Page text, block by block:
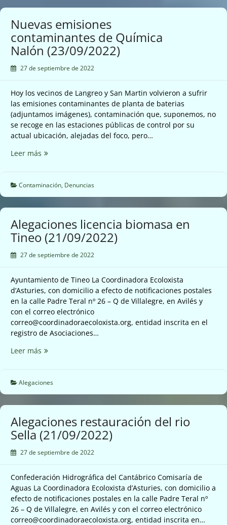
la
de
Iris
Solapeña
en
Villaviciosa
su
impacto
ambiental
(23/09/2022)
Nuevas emisiones
contaminantes de Química
Nalón (23/09/2022)
27 de septiembre de 2022
Hoy los vecinos de Langreo y San Martin volvieron a sufrir
las emisiones contaminantes de planta de baterias
(adjuntamos imágenes), contaminación que, suponemos, no
se recoge en las estaciones públicas de control por su
actual ubicación, alejadas del foco, pero…
Leer más Nuevas
de
Química
Nalón
Contaminación, Denuncias
Alegaciones licencia biomasa en
Tineo (21/09/2022)
27 de septiembre de 2022
Ayuntamiento de Tineo La Coordinadora Ecoloxista
d’Asturies, con domicilio a efecto de notificaciones postales
en la calle Padre Teral nº 26 – Q de Villalegre, en Avilés y
con el correo electrónico
correo@coordinadoraecoloxista.org, entidad inscrita en el
registro de Asociaciones…
Leer más Alegaciones
en
Tineo
(21/09/2022)
Alegaciones
Alegaciones restauración del rio
Sella (21/09/2022)
27 de septiembre de 2022
Confederación Hidrográfica del Cantábrico Comisaría de
Aguas La Coordinadora Ecoloxista d’Asturies, con domicilio a
efecto de notificaciones postales en la calle Padre Teral nº
26 – Q de Villalegre, en Avilés y con el correo electrónico
correo@coordinadoraecoloxista.org, entidad inscrita en…